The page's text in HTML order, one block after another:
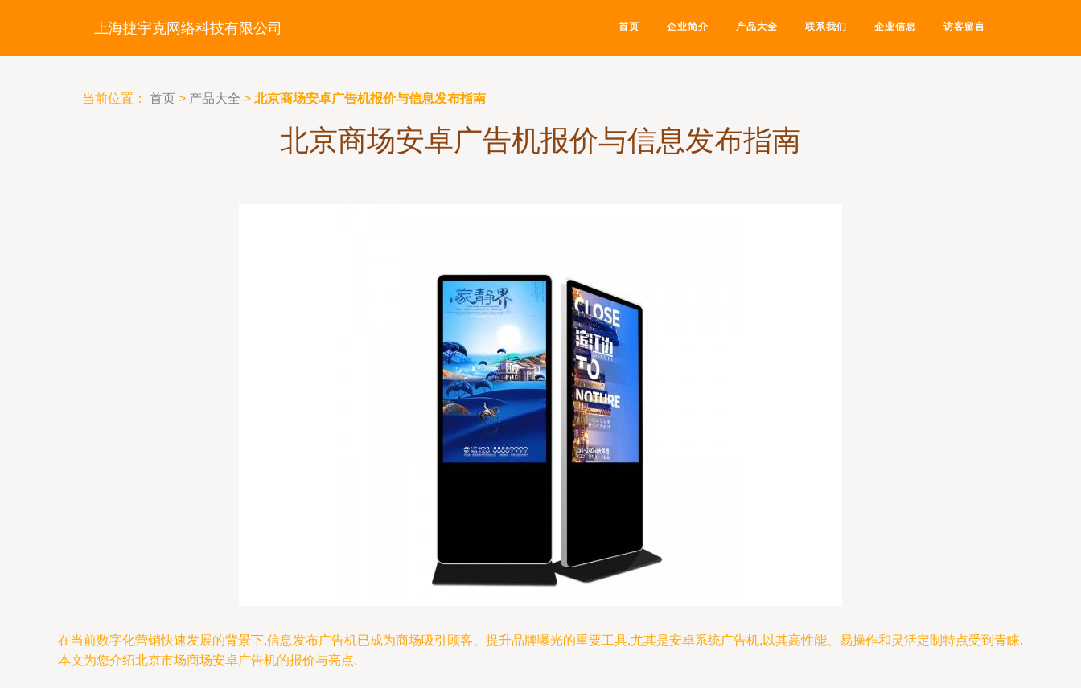
上海捷宇克网络科技有限公司 首页 企业简介 产品大全 联系我们 企业信息 访客留言
当前位置： 首页 > 产品大全 > 北京商场安卓广告机报价与信息发布指南
北京商场安卓广告机报价与信息发布指南
在当前数字化营销快速发展的背景下,信息发布广告机已成为商场吸引顾客、提升品牌曝光的重要工具,尤其是安卓系统广告机,以其高性能、易操作和灵活定制特点受到青睐.
本文为您介绍北京市场商场安卓广告机的报价与亮点.